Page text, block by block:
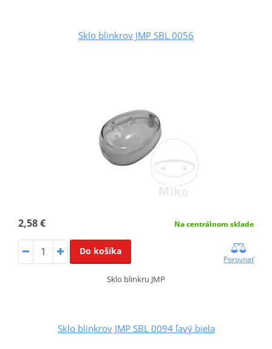
Sklo blinkrov JMP SBL 0056
2,58 € Na centrálnom sklade
Do košíka
Porovnať
Sklo blinkru JMP
Sklo blinkrov JMP SBL 0094 ľavý biela